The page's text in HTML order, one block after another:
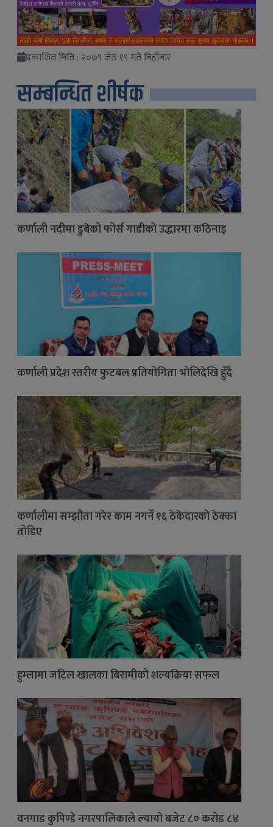
प्रकाशित मिति : २०७९ जेठ १९ गते बिहीबार
सम्बन्धित शीर्षक
कर्णाली नदीमा डुबेको फोर्स गाडीको उद्धारमा कठिनाइ
कर्णाली प्रदेश स्तरीय फुटबल प्रतियोगिता भोलिदेखि हुँदै
कर्णालीमा सम्झौता गरेर काम नगर्ने १६ ठेकेदारको ठेक्का
तोडिए
हुम्लामा जटिल खालका बिरामीको शल्यक्रिया सफल
वनगाड कुपिण्डे नगरपालिकाले ल्यायो बजेट ८० करोड ८४